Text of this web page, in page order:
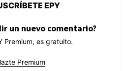
EPY
un nuevo comentario?
Premium, es gratuito.
Premium